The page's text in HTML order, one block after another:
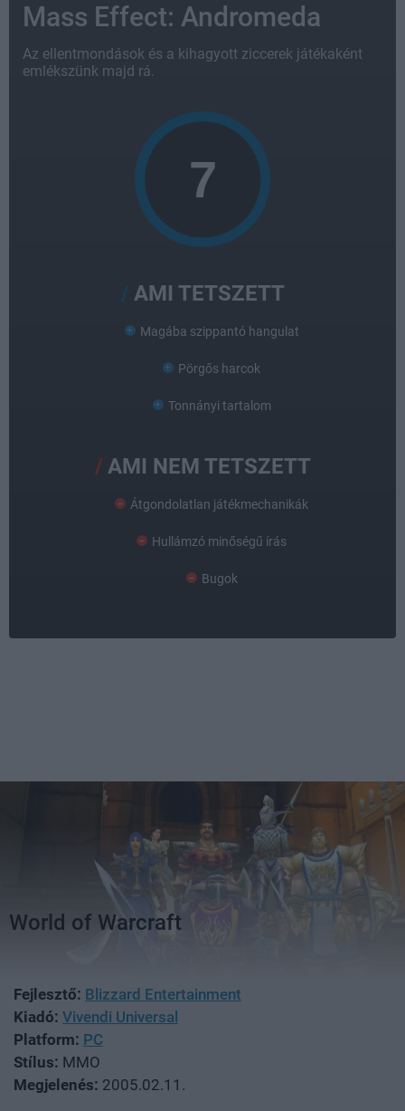
Mass Effect: Andromeda
Az ellentmondások és a kihagyott ziccerek játékaként
emlékszünk majd rá.
AMI TETSZETT
Magába szippantó hangulat
Pörgős harcok
Tonnányi tartalom
AMI NEM TETSZETT
Átgondolatlan játékmechanikák
Hullámzó minőségű írás
Bugok
World of Warcraft
Fejlesztő: Blizzard Entertainment
Kiadó: Vivendi Universal
Platform: PC
Stílus: MMO
Megjelenés: 2005.02.11.